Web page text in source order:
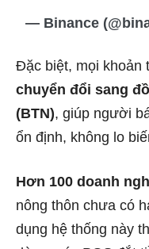
— Binance
Đặc biệt, mọi khoản
chuyển đổi sang
(BTN), giúp người
ổn định, không lo
Hơn 100 doanh
nông thôn chưa có
dụng hệ thống này